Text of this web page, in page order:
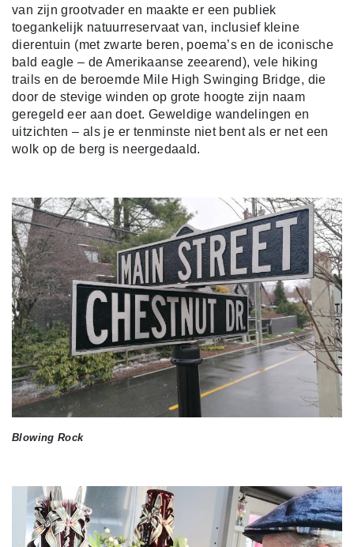
van zijn grootvader en maakte er een publiek
toegankelijk natuurreservaat van, inclusief kleine
dierentuin (met zwarte beren, poema’s en de iconische
bald eagle – de Amerikaanse zeearend), vele hiking
trails en de beroemde Mile High Swinging Bridge, die
door de stevige winden op grote hoogte zijn naam
geregeld eer aan doet. Geweldige wandelingen en
uitzichten – als je er tenminste niet bent als er net een
wolk op de berg is neergedaald.
Blowing Rock